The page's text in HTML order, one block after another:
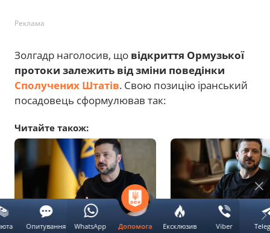
Реклама
Золгадр наголосив, що відкриття Ормузької
протоки залежить від зміни поведінки
Сполучених Штатів. Свою позицію іранський
посадовець сформулював так:
Читайте також:
Зеленський назвав головну Три кола ППО
Допомога Ексклюзив Viber
Опитування WhatsApp